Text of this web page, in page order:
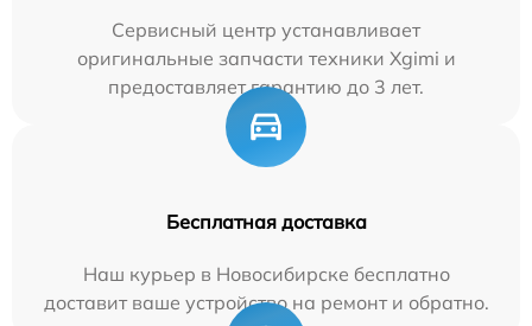
Сервисный центр устанавливает
оригинальные запчасти техники Xgimi и
предоставляет гарантию до 3 лет.
Бесплатная доставка
Наш курьер в Новосибирске бесплатно
доставит ваше устройство на ремонт и обратно.